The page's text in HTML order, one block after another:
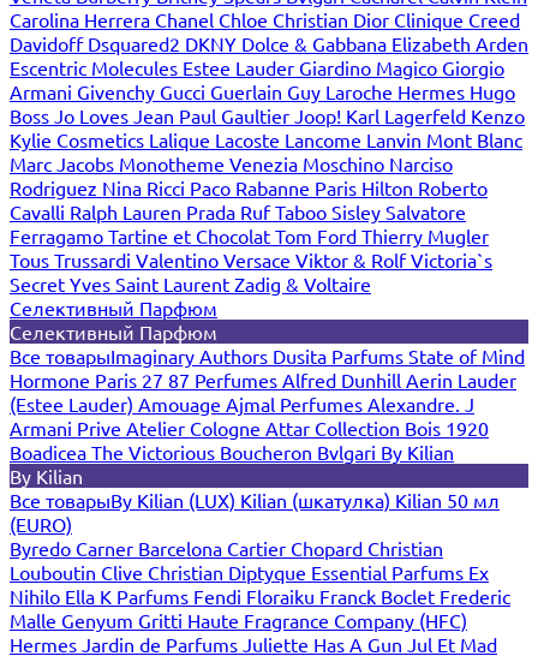
Carolina Herrera Chanel Chloe Christian Dior Clinique Creed
Davidoff Dsquared2 DKNY Dolce & Gabbana Elizabeth Arden
Escentric Molecules Estee Lauder Giardino Magico Giorgio
Armani Givenchy Gucci Guerlain Guy Laroche Hermes Hugo
Boss Jo Loves Jean Paul Gaultier Joop! Karl Lagerfeld Kenzo
Kylie Cosmetics Lalique Lacoste Lancome Lanvin Mont Blanc
Marc Jacobs Monotheme Venezia Moschino Narciso
Rodriguez Nina Ricci Paco Rabanne Paris Hilton Roberto
Cavalli Ralph Lauren Prada Ruf Taboo Sisley Salvatore
Ferragamo Tartine et Chocolat Tom Ford Thierry Mugler
Tous Trussardi Valentino Versace Viktor & RolfVictoria`s
Secret Yves Saint Laurent Zadig & Voltaire
Селективный Парфюм
Селективный Парфюм
Все товарыImaginary Authors Dusita Parfums State of Mind
Hormone Paris 27 87 Perfumes Alfred Dunhill Aerin Lauder
(Estee Lauder) Amouage Ajmal Perfumes Alexandre. J
Armani Prive Atelier Cologne Attar Collection Bois 1920
Boadicea The Victorious Boucheron Bvlgari By Kilian
By Kilian
Все товарыBy Kilian (LUX) Kilian (шкатулка) Kilian 50 мл
(EURO)
Byredo Carner Barcelona Cartier Chopard Christian
Louboutin Clive Christian Diptyque Essential Parfums Ex
Nihilo Ella K Parfums Fendi Floraiku Franck Boclet Frederic
Malle Genyum Gritti Haute Fragrance Company (HFC)
Hermes Jardin de Parfums Juliette Has A Gun Jul Et Mad